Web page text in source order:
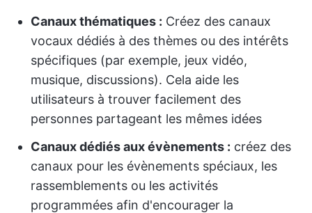
Canaux thématiques : Créez des canaux
vocaux dédiés à des thèmes ou des intérêts
spécifiques (par exemple, jeux vidéo,
musique, discussions). Cela aide les
utilisateurs à trouver facilement des
personnes partageant les mêmes idées
Canaux dédiés aux évènements : créez des
canaux pour les évènements spéciaux, les
rassemblements ou les activités
programmées afin d'encourager la